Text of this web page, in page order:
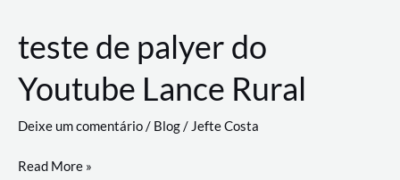
de
trabalho
com
a
workflows
teste de palyer do
Youtube Lance Rural
Deixe um comentário/ Blog/ Jefte Costa
teste
Read More »